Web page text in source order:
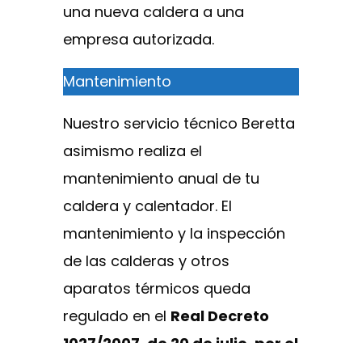
una nueva caldera a una
empresa autorizada.
Mantenimiento
Nuestro servicio técnico Beretta
asimismo realiza el
mantenimiento anual de tu
caldera y calentador. El
mantenimiento y la inspección
de las calderas y otros
aparatos térmicos queda
regulado en el Real Decreto